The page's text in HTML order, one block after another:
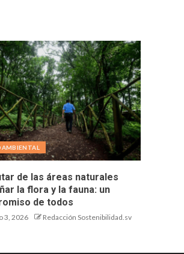
de las áreas naturales
la flora y la fauna: un
de todos
3, 2026 Redacción Sostenibilidad.sv